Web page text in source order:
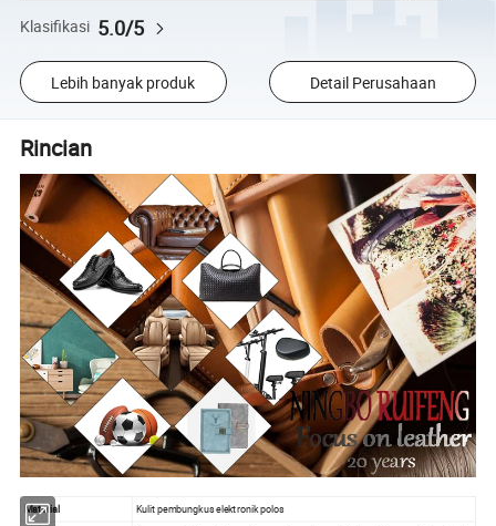
Klasifikasi 5.0/5
Lebih banyak produk Detail Perusahaan
Rincian
Material Kulit pembungkus elektronik polos